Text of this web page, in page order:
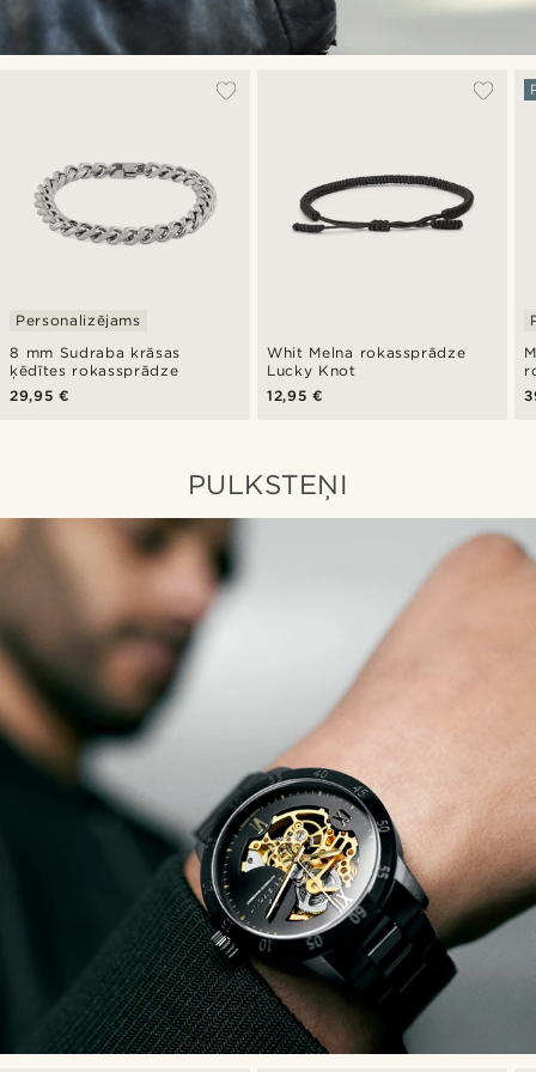
8 mm Sudraba krāsas
ķēdītes rokassprādze
Personalizējams
29,95 €
Whit Melna rokassprādze
Lucky Knot
12,95 €
PULKSTEŅI